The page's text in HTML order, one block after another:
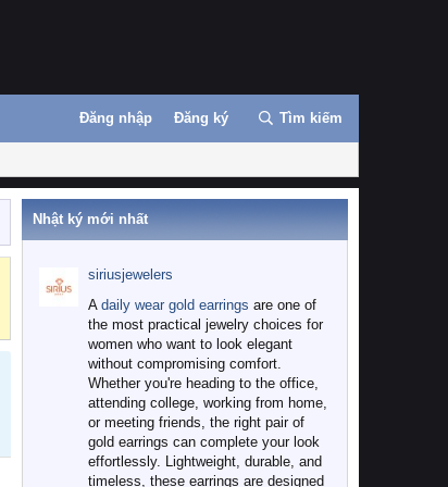
Đăng nhập Đăng ký Tìm kiếm
Nhật ký mới nhất
siriusjewelers
A daily wear gold earrings are one of
the most practical jewelry choices for
women who want to look elegant
without compromising comfort.
Whether you're heading to the office,
attending college, working from home,
or meeting friends, the right pair of
gold earrings can complete your look
effortlessly. Lightweight, durable, and
timeless, these earrings are designed